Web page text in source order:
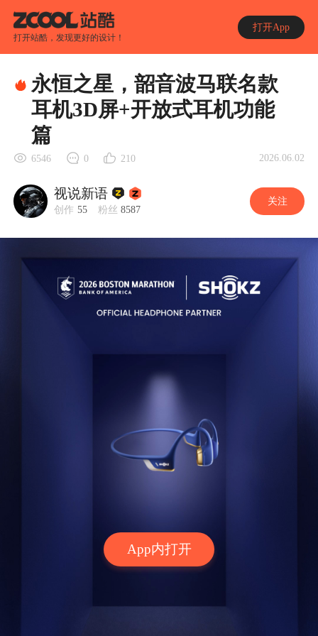
打开站酷，发现更好的设计！
打开App
App内打开
永恒之星，韶音波马联名款
耳机3D屏+开放式耳机功能
篇
6546 0 210 2026.06.02
视说新语
创作 55 粉丝 8587
关注